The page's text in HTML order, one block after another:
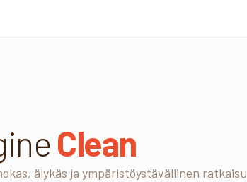
Clean
älykäs ja ympäristöystävällinen ratkaisu